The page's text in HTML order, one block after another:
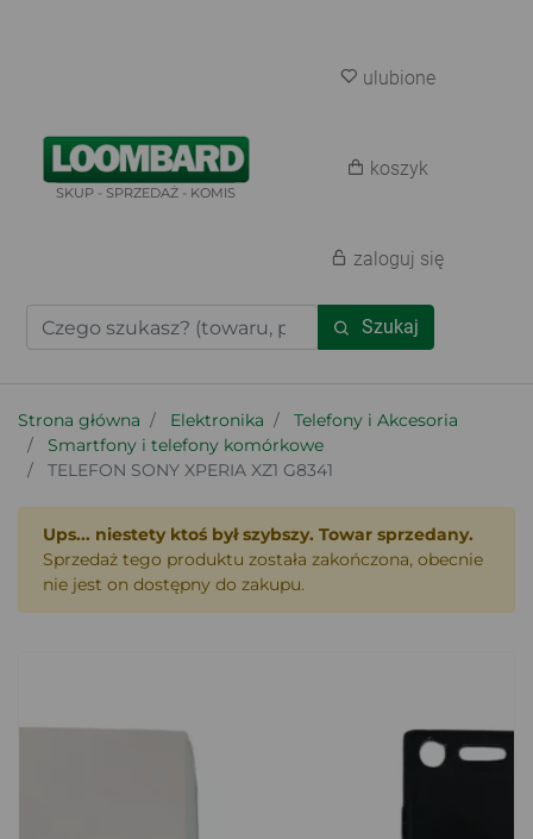
SKUP - SPRZEDAŻ - KOMIS
Szukaj
ulubione
koszyk
zaloguj się
Strona główna Elektronika
Telefony i Akcesoria
Smartfony i telefony komórkowe
TELEFON SONY XPERIA XZ1 G8341
Ups... niestety ktoś był szybszy. Towar sprzedany.
Sprzedaż tego produktu została zakończona, obecnie
nie jest on dostępny do zakupu.